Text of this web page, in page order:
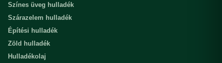
Színes üveg hulladék
Szárazelem hulladék
Építési hulladék
Zöld hulladék
Hulladékolaj